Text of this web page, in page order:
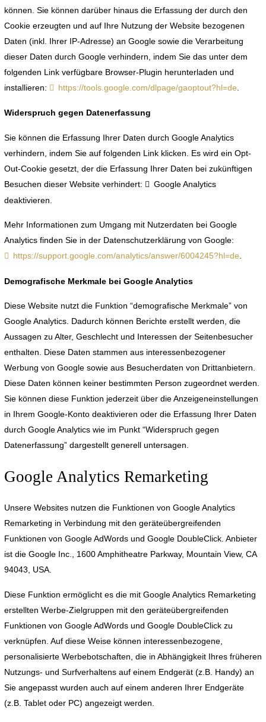
können. Sie können darüber hinaus die Erfassung der durch den
Cookie erzeugten und auf Ihre Nutzung der Website bezogenen
Daten (inkl. Ihrer IP-Adresse) an Google sowie die Verarbeitung
dieser Daten durch Google verhindern, indem Sie das unter dem
folgenden Link verfügbare Browser-Plugin herunterladen und
installieren:
https://tools.google.com/dlpage/gaoptout?hl=de
Widerspruch gegen Datenerfassung
Sie können die Erfassung Ihrer Daten durch Google Analytics
verhindern, indem Sie auf folgenden Link klicken. Es wird ein Opt-
Out-Cookie gesetzt, der die Erfassung Ihrer Daten bei zukünftigen
Besuchen dieser Website verhindert:
Google Analytics
deaktivieren
Mehr Informationen zum Umgang mit Nutzerdaten bei Google
Analytics finden Sie in der Datenschutzerklärung von Google:
https://support.google.com/analytics/answer/6004245?hl=de
Demografische Merkmale bei Google Analytics
Diese Website nutzt die Funktion “demografische Merkmale” von
Google Analytics. Dadurch können Berichte erstellt werden, die
Aussagen zu Alter, Geschlecht und Interessen der Seitenbesucher
enthalten. Diese Daten stammen aus interessenbezogener
Werbung von Google sowie aus Besucherdaten von Drittanbietern.
Diese Daten können keiner bestimmten Person zugeordnet werden.
Sie können diese Funktion jederzeit über die Anzeigeneinstellungen
in Ihrem Google-Konto deaktivieren oder die Erfassung Ihrer Daten
durch Google Analytics wie im Punkt “Widerspruch gegen
Datenerfassung” dargestellt generell untersagen.
Google Analytics Remarketing
Unsere Websites nutzen die Funktionen von Google Analytics
Remarketing in Verbindung mit den geräteübergreifenden
Funktionen von Google AdWords und Google DoubleClick. Anbieter
ist die Google Inc., 1600 Amphitheatre Parkway, Mountain View, CA
94043, USA.
Diese Funktion ermöglicht es die mit Google Analytics Remarketing
erstellten Werbe-Zielgruppen mit den geräteübergreifenden
Funktionen von Google AdWords und Google DoubleClick zu
verknüpfen. Auf diese Weise können interessenbezogene,
personalisierte Werbebotschaften, die in Abhängigkeit Ihres früheren
Nutzungs- und Surfverhaltens auf einem Endgerät (z.B. Handy) an
Sie angepasst wurden auch auf einem anderen Ihrer Endgeräte
(z.B. Tablet oder PC) angezeigt werden.